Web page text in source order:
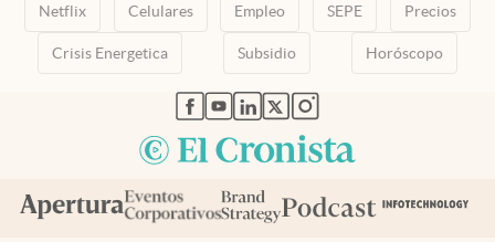
Netflix Celulares Empleo SEPE Precios
Crisis Energetica Subsidio Horóscopo
abre en nueva pestaña
abre en nueva pestaña
abre en nueva pestaña
abre en nueva pestaña
abre en nueva pestaña